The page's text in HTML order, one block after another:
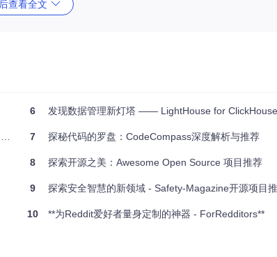
提供流畅的地图浏览体验。
对灯塔信号序列的模拟，尽管数据可能存在不一致性，但它尽
查看全文
6 发现数据管理新灯塔 —— LightHouse for ClickHouse
7 探秘代码的罗盘：CodeCompass深度解析与推荐
8 探索开源之美：Awesome Open Source 项目推荐
9 探索安全智慧的新领域 - Safety-Magazine开源项目
10 **为Reddit爱好者量身定制的神器 - ForRedditors**